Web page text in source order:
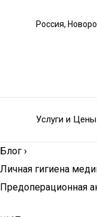
Россия,
Услуги и Цены
Блог ›
Личная гигиена
Предоперационная